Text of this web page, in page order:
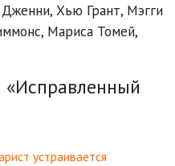
Дженни, Хью Грант, Мэгги
, Мариса Томей,
устраивается